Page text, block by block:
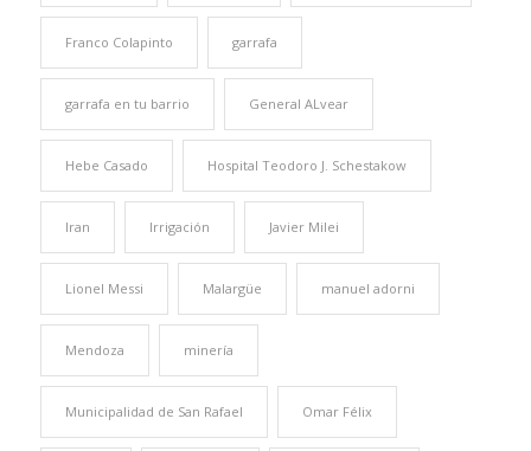
Franco Colapinto garrafa
garrafa en tu barrio General ALvear
Hebe Casado Hospital Teodoro J. Schestakow
Iran Irrigación Javier Milei
Lionel Messi Malargüe manuel adorni
Mendoza minería
Municipalidad de San Rafael Omar Félix